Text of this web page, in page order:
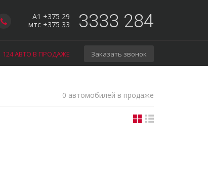
A1 +375 29
мтс +375 33
3333 284
124 АВТО В ПРОДАЖЕ Заказать звонок
0 автомобилей в продаже